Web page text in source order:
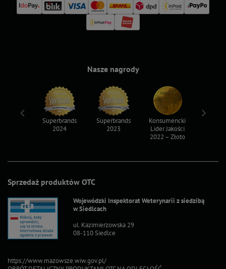
Sprzedaż produktów OTC
Wojewódzki Inspektorat Weterynarii z siedzibą
w Siedlcach
ul. Kazimierzowska 29
08-110 Siedlce
https://www.mazowsze.wiw.gov.pl/
Nasze nagrody
Superbrands
2024
Superbrands
2023
Konsumencki
Lider Jakości
2022 – Złoto